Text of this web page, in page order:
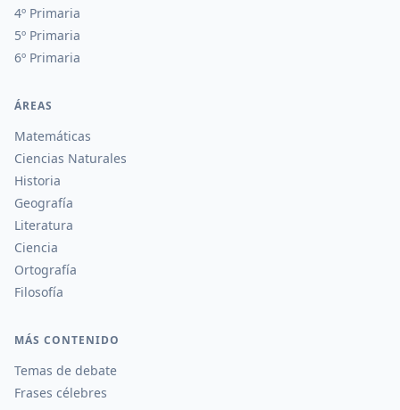
4º Primaria
5º Primaria
6º Primaria
ÁREAS
Matemáticas
Ciencias Naturales
Historia
Geografía
Literatura
Ciencia
Ortografía
Filosofía
MÁS CONTENIDO
Temas de debate
Frases célebres